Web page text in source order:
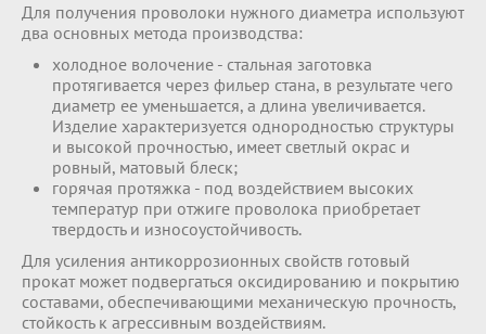
Для получения проволоки нужного диаметра используют
два основных метода производства:
холодное волочение - стальная заготовка
протягивается через фильер стана, в результате чего
диаметр ее уменьшается, а длина увеличивается.
Изделие характеризуется однородностью структуры
и высокой прочностью, имеет светлый окрас и
ровный, матовый блеск;
горячая протяжка - под воздействием высоких
температур при отжиге проволока приобретает
твердость и износоустойчивость.
Для усиления антикоррозионных свойств готовый
прокат может подвергаться оксидированию и покрытию
составами, обеспечивающими механическую прочность,
стойкость к агрессивным воздействиям.